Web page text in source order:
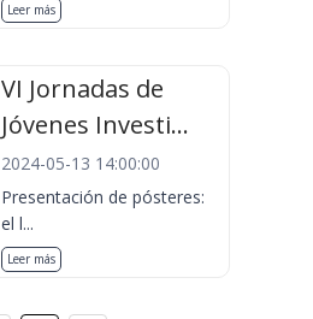
Leer más
VI Jornadas de
Jóvenes Investi...
2024-05-13 14:00:00
Presentación de pósteres:
el l...
Leer más